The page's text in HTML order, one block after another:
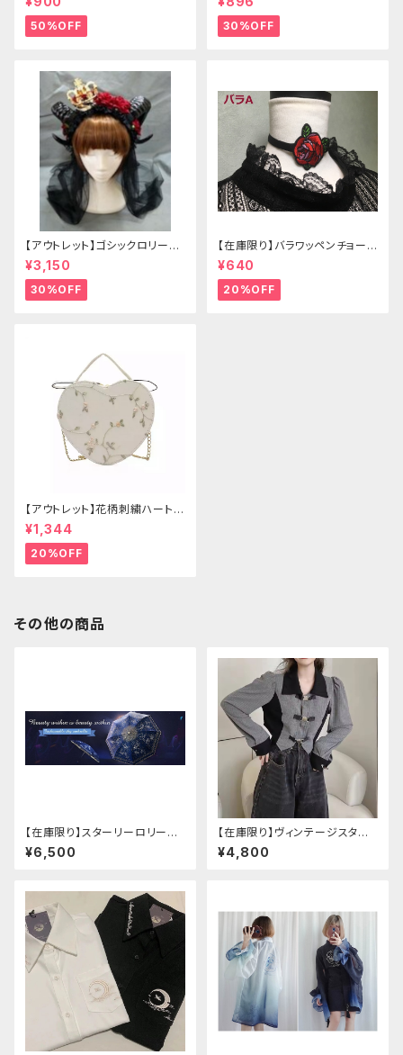
50%OFF 30%OFF
【アウトレット】ゴシックロリータ
ゴールドクラウン＆ホーン(ヴェ
ール付き)
¥3,150
30%OFF
【在庫限り】バラワッペンチョーカ
ー
¥640
20%OFF
【アウトレット】花柄刺繍ハートバ
ッグ
¥1,344
20%OFF
その他の商品
【在庫限り】スターリーロリータ
アンブレラ
¥6,500
【在庫限り】ヴィンテージスタイ
ルバックルベルトシャツ
¥4,800